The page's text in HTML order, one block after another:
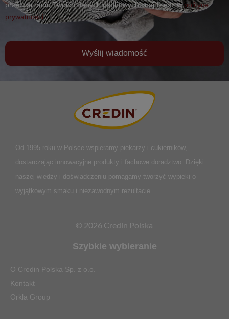
przetwarzaniu Twoich danych osobowych znajdziesz wpolityce
prywatności.
Wyślij wiadomość
Od 1995 roku w Polsce wspieramy piekarzy i cukierników,
dostarczając innowacyjne produkty i fachowe doradztwo. Dzięki
naszej wiedzy i doświadczeniu pomagamy tworzyć wypieki o
wyjątkowym smaku i niezawodnym rezultacie.
© 2026 Credin Polska
Szybkie wybieranie
O Credin Polska Sp. z o.o.
Kontakt
Orkla Group